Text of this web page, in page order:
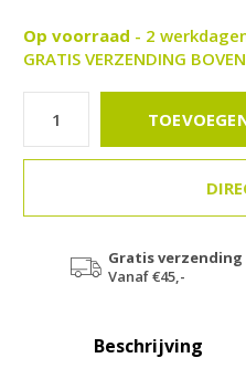
Op voorraad - 2
GRATIS VERZENDING
Gratis verzending
Vanaf €45,-
Beschrijving